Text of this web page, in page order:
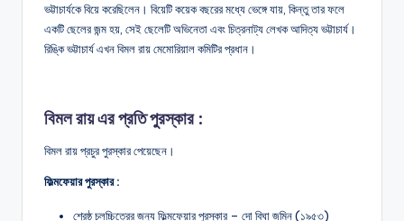
ভট্টাচার্যকে বিয়ে করেছিলেন। বিয়েটি কয়েক বছরের মধ্যে ভেঙ্গে যায়, কিন্তু তার ফলে
একটি ছেলের জন্ম হয়, সেই ছেলেটি অভিনেতা এবং চিত্রনাট্য লেখক আদিত্য ভট্টাচার্য।
রিঙ্কি ভট্টাচার্য এখন বিমল রায় মেমোরিয়াল কমিটির প্রধান।
বিমল রায় এর প্রতিপুরস্কার :
বিমল রায় প্রচুর পুরস্কার পেয়েছেন।
ফিল্মফেয়ার পুরস্কার :
শ্রেষ্ঠ চলচ্চিত্রের জন্য ফিল্মফেয়ার পুরস্কার – দো বিঘা জমিন (১৯৫৩)